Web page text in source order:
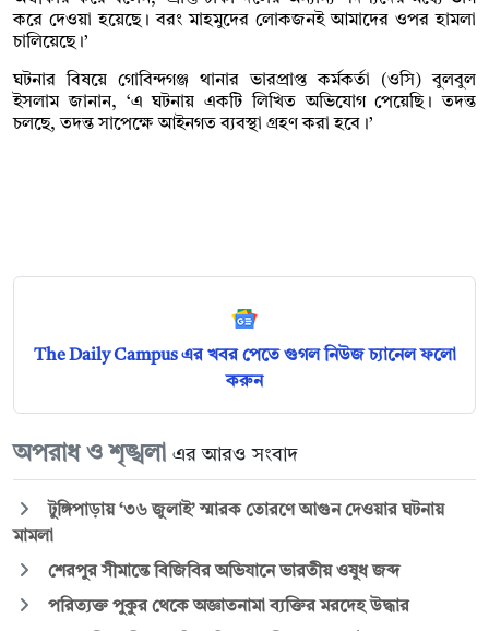
করে দেওয়া হয়েছে। বরং মাহমুদের লোকজনই আমাদের ওপর হামলা
চালিয়েছে।’
ঘটনার বিষয়ে গোবিন্দগঞ্জ থানার ভারপ্রাপ্ত কর্মকর্তা (ওসি) বুলবুল
ইসলাম জানান, ‘এ ঘটনায় একটি লিখিত অভিযোগ পেয়েছি। তদন্ত
চলছে, তদন্ত সাপেক্ষে আইনগত ব্যবস্থা গ্রহণ করা হবে।’
The Daily Campus এর খবর পেতে গুগল নিউজ চ্যানেল ফলো
করুন
অপরাধ ও শৃঙ্খলা এর আরও সংবাদ
টুঙ্গিপাড়ায় ‘৩৬ জুলাই’ স্মারক তোরণে আগুন দেওয়ার ঘটনায়
মামলা
শেরপুর সীমান্তে বিজিবির অভিযানে ভারতীয় ওষুধ জব্দ
পরিত্যক্ত পুকুর থেকে অজ্ঞাতনামা ব্যক্তির মরদেহ উদ্ধার